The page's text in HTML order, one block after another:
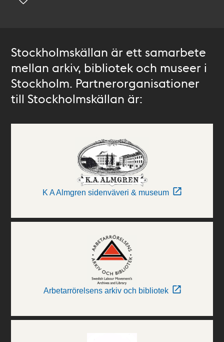
Stockholmskällan är ett samarbete
mellan arkiv, bibliotek och museer i
Stockholm. Partnerorganisationer
till Stockholmskällan är:
K A Almgren sidenväveri & museum
Arbetarrörelsens arkiv och bibliotek